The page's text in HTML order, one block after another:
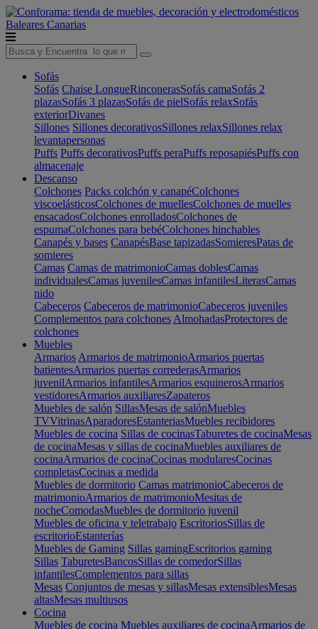
Baleares Canarias
Sofás
Sofás Chaise LongueRinconerasSofás camaSofás 2
plazasSofás 3 plazasSofás de pielSofás relaxSofás
exteriorDivanes
Sillones Sillones decorativosSillones relaxSillones relax
levantapersonas
Puffs Puffs decorativosPuffs peraPuffs reposapiésPuffs con
almacenaje
Descanso
Colchones Packs colchón y canapéColchones
viscoelásticosColchones de muellesColchones de muelles
ensacadosColchones enrolladosColchones de
espumaColchones para bebéColchones hinchables
Canapés y bases CanapésBase tapizadasSomieresPatas de
somieres
Camas Camas de matrimonioCamas doblesCamas
individualesCamas juvenilesCamas infantilesLiterasCamas
nido
Cabeceros Cabeceros de matrimonioCabeceros juveniles
Complementos para colchones AlmohadasProtectores de
colchones
Muebles
Armarios Armarios de matrimonioArmarios puertas
batientesArmarios puertas correderasArmarios
juvenilArmarios infantilesArmarios esquinerosArmarios
vestidoresArmarios auxiliaresZapateros
Muebles de salón SillasMesas de salónMuebles
TVVitrinasAparadoresEstanteriasMuebles recibidores
Muebles de cocina Sillas de cocinasTaburetes de cocinaMesas
de cocinaMesas y sillas de cocinaMuebles auxiliares de
cocinaArmarios de cocinaCocinas modularesCocinas
completasCocinas a medida
Muebles de dormitorio Camas matrimonioCabeceros de
matrimonioArmarios de matrimonioMesitas de
nocheComodasMuebles de dormitorio juvenil
Muebles de oficina y teletrabajo EscritoriosSillas de
escritorioEstanterías
Muebles de Gaming Sillas gamingEscritorios gaming
Sillas TaburetesBancosSillas de comedorSillas
infantilesComplementos para sillas
Mesas Conjuntos de mesas y sillasMesas extensiblesMesas
altasMesas multiusos
Cocina
Muebles de cocina Muebles auxiliares de cocinaArmarios de